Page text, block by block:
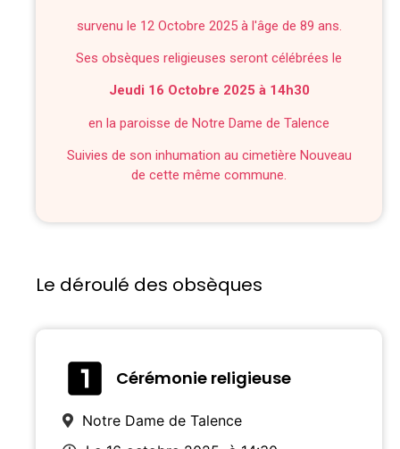
survenu le 12 Octobre 2025 à l'âge de 89 ans.
Ses obsèques religieuses seront célébrées le
Jeudi 16 Octobre 2025 à 14h30
en la paroisse de Notre Dame de Talence
Suivies de son inhumation au cimetière Nouveau
de cette même commune.
Le déroulé des obsèques
Cérémonie religieuse
Notre Dame de Talence